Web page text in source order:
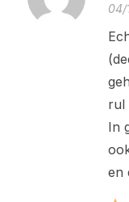
04/
rul
In
en